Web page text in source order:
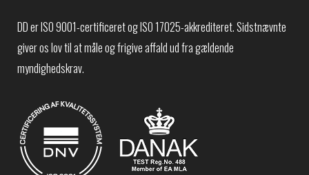
DD er ISO 9001-certificeret og ISO 17025-akkrediteret. Sidstnævnte
giver os lov til at måle og frigive affald ud fra gældende
myndighedskrav.